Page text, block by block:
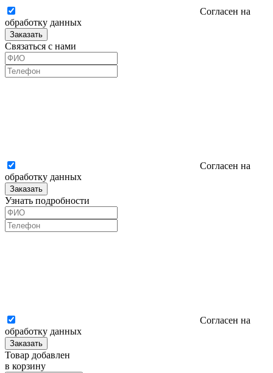
Согласен на
обработку данных
Заказать
Связаться с нами
Согласен на
обработку данных
Заказать
Узнать подробности
Согласен на
обработку данных
Заказать
Товар добавлен
в корзину